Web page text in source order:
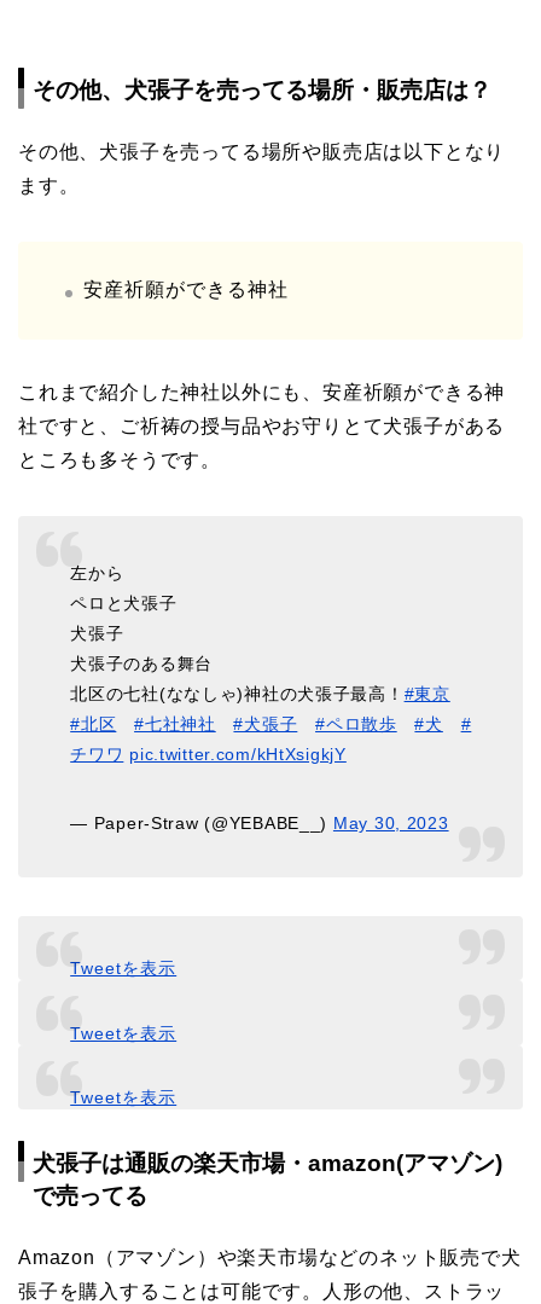
その他、犬張子を売ってる場所・販売店は？
その他、犬張子を売ってる場所や販売店は以下となり
ます。
安産祈願ができる神社
これまで紹介した神社以外にも、安産祈願ができる神
社ですと、ご祈祷の授与品やお守りとて犬張子がある
ところも多そうです。
左から
ペロと犬張子
犬張子
犬張子のある舞台
北区の七社(ななしゃ)神社の犬張子最高！ #東京
#北区
#七社神社 #犬張子 #ペロ散歩 #犬
#
チワワ pic.twitter.com/kHtXsigkjY
— Paper-Straw (@YEBABE__) May 30, 2023
Tweetを表示
Tweetを表示
Tweetを表示
犬張子は通販の楽天市場・amazon(アマゾン)
で売ってる
Amazon（アマゾン）や楽天市場などのネット販売で犬
張子を購入することは可能です。人形の他、ストラッ